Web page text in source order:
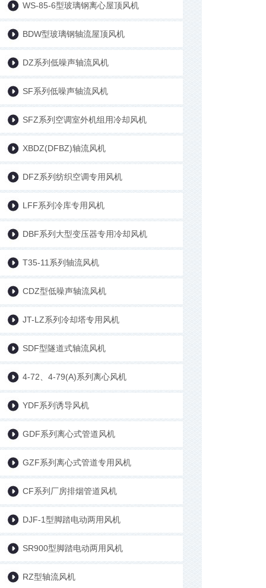
WS-85-6型玻璃钢离心屋顶风机
BDW型玻璃钢轴流屋顶风机
DZ系列低噪声轴流风机
SF系列低噪声轴流风机
SFZ系列空调室外机组用冷却风机
XBDZ(DFBZ)轴流风机
DFZ系列纺织空调专用风机
LFF系列冷库专用风机
DBF系列大型变压器专用冷却风机
T35-11系列轴流风机
CDZ型低噪声轴流风机
JT-LZ系列冷却塔专用风机
SDF型隧道式轴流风机
4-72、4-79(A)系列离心风机
YDF系列诱导风机
GDF系列离心式管道风机
GZF系列离心式管道专用风机
CF系列厂房排烟管道风机
DJF-1型脚踏电动两用风机
SR900型脚踏电动两用风机
RZ型轴流风机